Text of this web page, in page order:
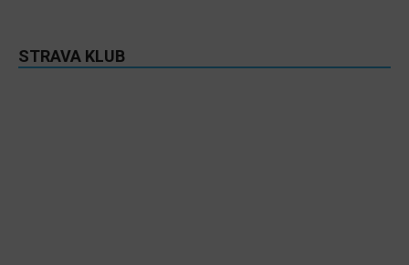
STRAVA KLUB